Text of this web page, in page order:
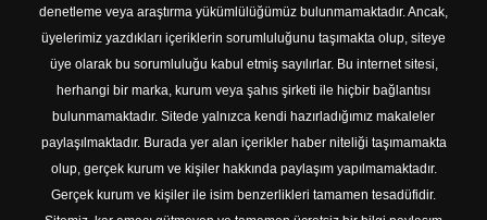
denetleme veya araştırma yükümlülüğümüz bulunmamaktadır. Ancak,
üyelerimiz yazdıkları içeriklerin sorumluluğunu taşımakta olup, siteye
üye olarak bu sorumluluğu kabul etmiş sayılırlar. Bu internet sitesi,
herhangi bir marka, kurum veya şahıs şirketi ile hiçbir bağlantısı
bulunmamaktadır. Sitede yalnızca kendi hazırladığımız makaleler
paylaşılmaktadır. Burada yer alan içerikler haber niteliği taşımamakta
olup, gerçek kurum ve kişiler hakkında paylaşım yapılmamaktadır.
Gerçek kurum ve kişiler ile isim benzerlikleri tamamen tesadüfidir.